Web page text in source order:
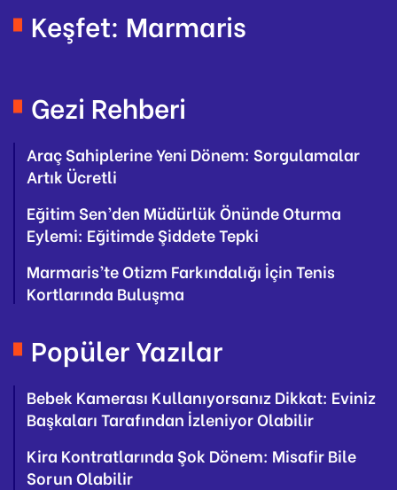
Keşfet: Marmaris
Gezi Rehberi
Araç Sahiplerine Yeni Dönem: Sorgulamalar
Artık Ücretli
Eğitim Sen’den Müdürlük Önünde Oturma
Eylemi: Eğitimde Şiddete Tepki
Marmaris’te Otizm Farkındalığı İçin Tenis
Kortlarında Buluşma
Popüler Yazılar
Bebek Kamerası Kullanıyorsanız Dikkat: Eviniz
Başkaları Tarafından İzleniyor Olabilir
Kira Kontratlarında Şok Dönem: Misafir Bile
Sorun Olabilir